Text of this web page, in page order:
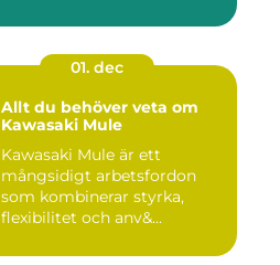
01. dec
Allt du behöver veta om
Kawasaki Mule
Kawasaki Mule är ett
mångsidigt arbetsfordon
som kombinerar styrka,
flexibilitet och anv&...